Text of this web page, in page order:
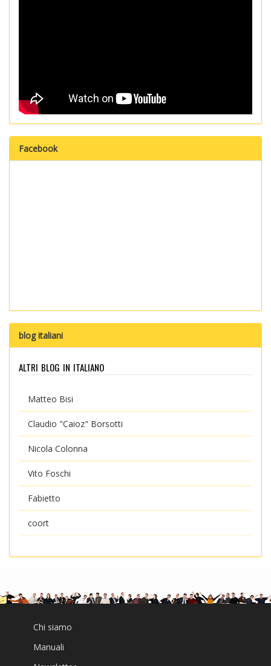
Facebook
blog italiani
altri blog in italiano
Matteo Bisi
Claudio "Caioz" Borsotti
Nicola Colonna
Vito Foschi
Fabietto
coort
Chi siamo
Manuali